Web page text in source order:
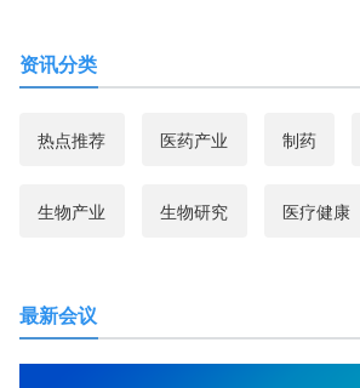
资讯分类
热点推荐 医药产业 制药
生物产业 生物研究 医疗健康
最新会议